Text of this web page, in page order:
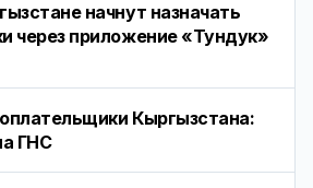
начнут назначать
через приложение «Тундук»
Кыргызстана:
ГНС